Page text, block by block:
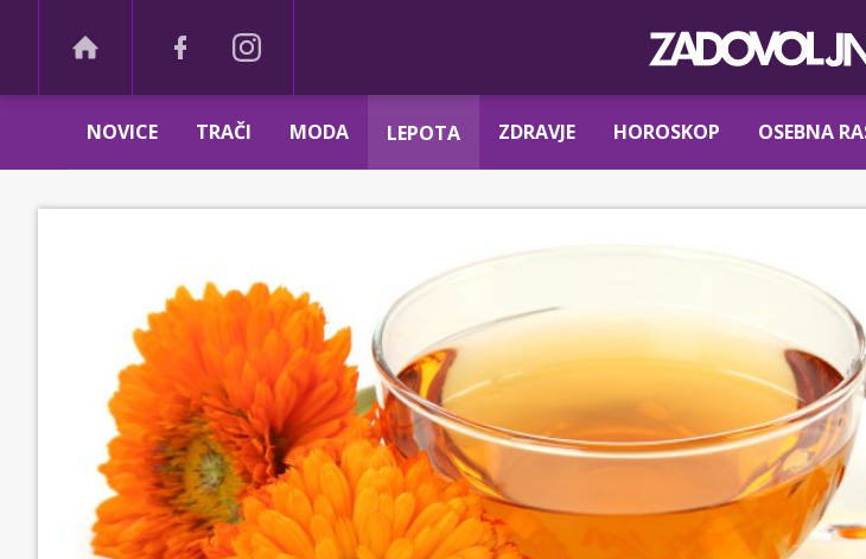
NOVICE TRAČI MODA LEPOTA ZDRAVJE HOROSKOP OSEBNA